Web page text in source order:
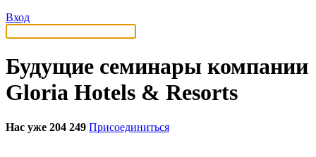
Вход
Будущие семинары компании
Gloria Hotels & Resorts
Нас уже 204 249 Присоединиться